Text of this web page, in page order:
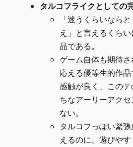
タルコフライクとしての
「迷うくらいなら
え」と言えるくら
品である。
ゲーム自体も期待さ
応える優等生的作
感触が良く、この
ちなアーリーアク
ない。
タルコフっぽい緊
えるのに、遊びや